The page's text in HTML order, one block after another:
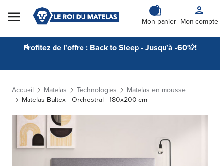
Skip to Content
Mon panier Mon compte
Profitez de l'offre : Back to Sleep - Jusqu'à -60% !
Accueil Matelas Technologies
Matelas en mousse
Matelas Bultex - Orchestral - 180x200 cm